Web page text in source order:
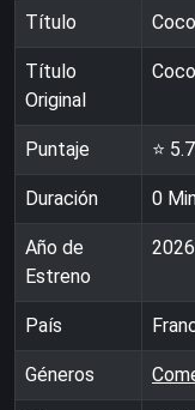
Título
Título
Original
Puntaje ⭐ 5.7
Duración 0
Año de
Estreno
2026
País
Géneros